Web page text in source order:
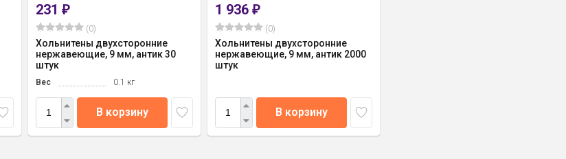
231 ₽
(0)
Хольнитены двухсторонние
нержавеющие, 9 мм, антик 30
штук
Вес 0.1 кг
В корзину
1 936 ₽
(0)
Хольнитены двухсторонние
нержавеющие, 9 мм, антик 2000
штук
В корзину